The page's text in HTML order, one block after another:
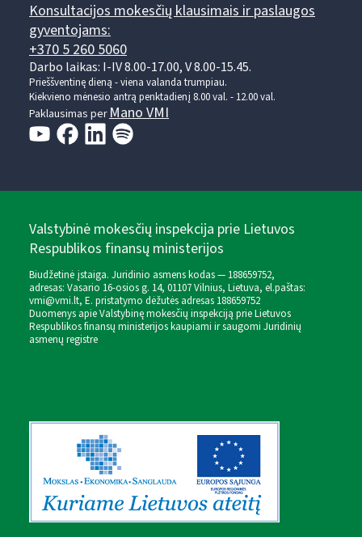
Konsultacijos mokesčių klausimais ir paslaugos
gyventojams:
+370 5 260 5060
Darbo laikas: I-IV 8.00-17.00, V 8.00-15.45.
Prieššventinę dieną - viena valanda trumpiau.
Kiekvieno mėnesio antrą penktadienį 8.00 val. - 12.00 val.
Paklausimas perMano VMI
Valstybinė mokesčių inspekcija prie Lietuvos
Respublikos finansų ministerijos
Biudžetinė įstaiga. Juridinio asmens kodas — 188659752,
adresas: Vasario 16-osios g. 14, 01107 Vilnius, Lietuva, el.paštas:
vmi@vmi.lt, E. pristatymo dėžutės adresas 188659752
Duomenys apie Valstybinę mokesčių inspekciją prie Lietuvos
Respublikos finansų ministerijos kaupiami ir saugomi Juridinių
asmenų registre